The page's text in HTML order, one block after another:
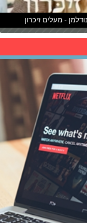
- מעלים זיכרון